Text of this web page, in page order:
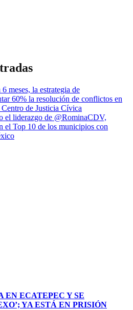
meses, la estrategia de
60% la resolución de conflictos en
de Justicia Cívica
el liderazgo de @RominaCDV,
el Top 10 de los municipios con
EN ECATEPEC Y SE
YA ESTÁ EN PRISIÓN